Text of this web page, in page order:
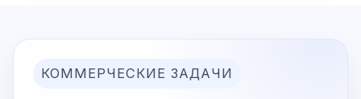
КОММЕРЧЕСКИЕ ЗАДАЧИ